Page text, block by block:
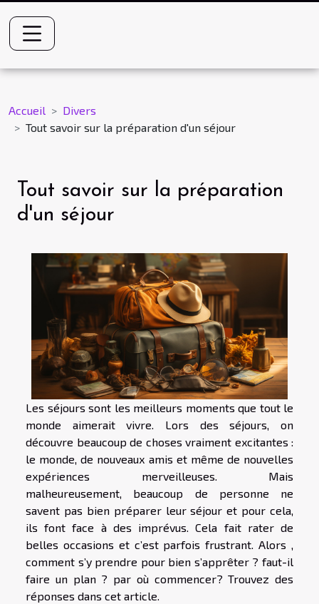
Accueil
Divers
Tout savoir sur la préparation d'un séjour
Tout savoir sur la préparation
d'un séjour
Les séjours sont les meilleurs moments que tout le
monde aimerait vivre. Lors des séjours, on
découvre beaucoup de choses vraiment excitantes :
le monde, de nouveaux amis et même de nouvelles
expériences merveilleuses. Mais
malheureusement, beaucoup de personne ne
savent pas bien préparer leur séjour et pour cela,
ils font face à des imprévus. Cela fait rater de
belles occasions et c’est parfois frustrant. Alors ,
comment s’y prendre pour bien s’apprêter ? faut-il
faire un plan ? par où commencer? Trouvez des
réponses dans cet article.